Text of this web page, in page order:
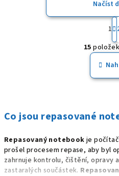
O
v
l
á
í
p
r
v
k
Načíst
S
t
r
á
n
k
o
í
1
15
Co jsou repasované
Repasovaný notebook je
prošel procesem repase, aby byl
zahrnuje kontrolu, čištění, opravy
zastaralých součástek.